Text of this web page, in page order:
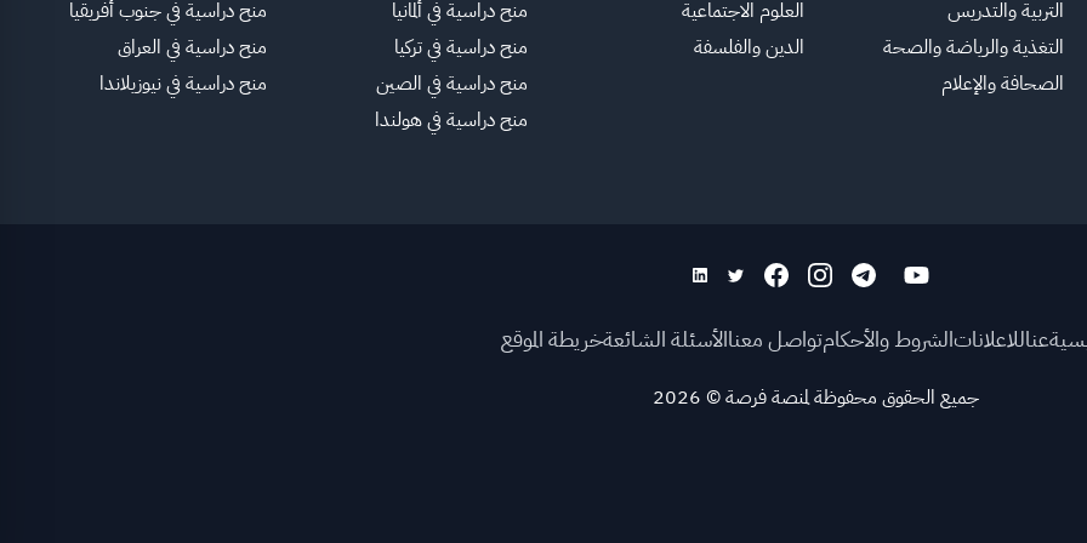
التربية والتدريس
التغذية والرياضة والصحة
الصحافة والإعلام
العلوم الاجتماعية
الدين والفلسفة
منح دراسية في ألمانيا
منح دراسية في تركيا
منح دراسية في الصين
منح دراسية في هولندا
منح دراسية في جنوب أفريقيا
منح دراسية في العراق
منح دراسية في نيوزيلاندا
عناللاعلاناتالشروط والأحكامتواصل معناالأسئلة الشائعةخريطة الموقع
جميع الحقوق محفوظة لمنصة فرصة©
2026